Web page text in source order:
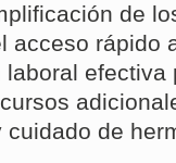
de
acceso rápido
laboral
cuidado de